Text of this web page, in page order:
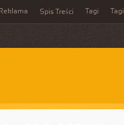
Reklama Spis Treści Tagi Tagi